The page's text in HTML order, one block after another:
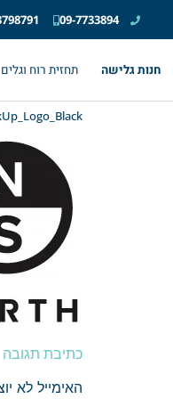
09-7733894
חנות גלישה תחזית רוח וגלים
כתיבת תגובה
האימייל לא